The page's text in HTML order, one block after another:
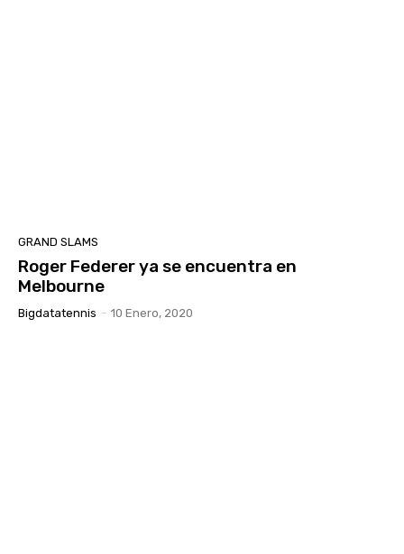
GRAND SLAMS
Roger Federer ya se encuentra en
Melbourne
Bigdatatennis - 10 Enero, 2020